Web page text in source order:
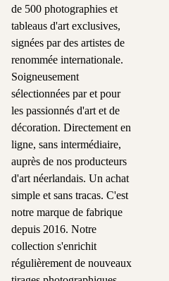
de 500 photographies et
tableaus d'art exclusives,
signées par des artistes de
renommée internationale.
Soigneusement
sélectionnées par et pour
les passionnés d'art et de
décoration. Directement en
ligne, sans intermédiaire,
auprès de nos producteurs
d'art néerlandais. Un achat
simple et sans tracas. C'est
notre marque de fabrique
depuis 2016. Notre
collection s'enrichit
régulièrement de nouveaux